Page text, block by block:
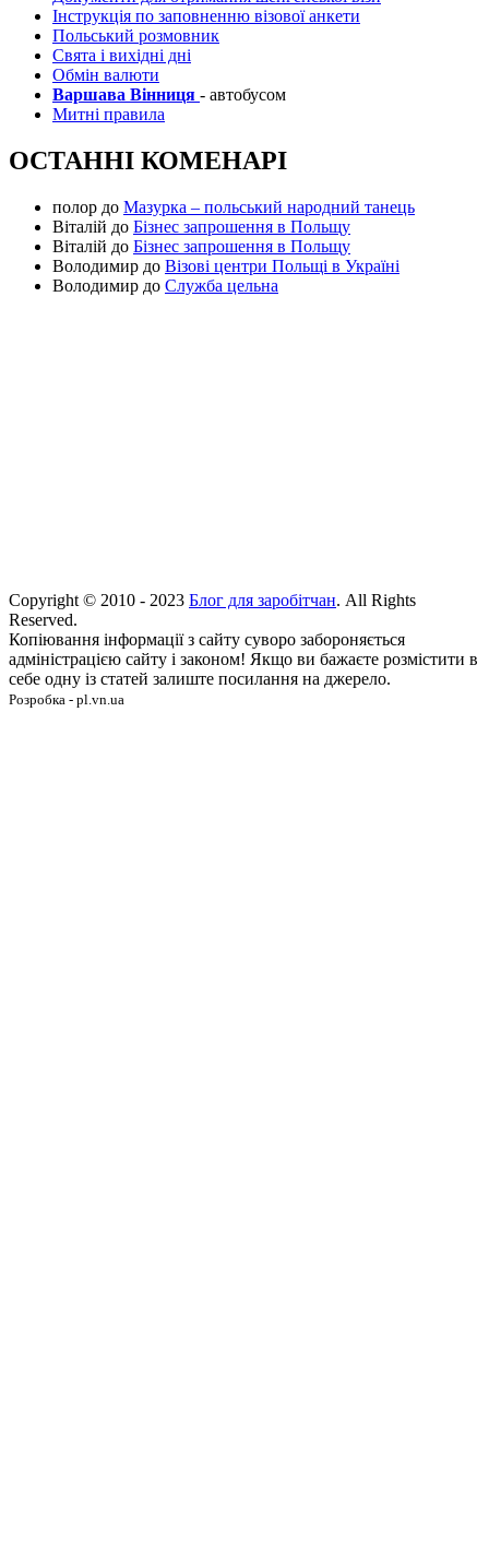
Інструкція по заповненню візової анкети
Польський розмовник
Свята і вихідні дні
Обмін валюти
Варшава Вінниця - автобусом
Митні правила
ОСТАННІ КОМЕНАРІ
полор до Мазурка – польський народний танець
Віталій до Бізнес запрошення в Польщу
Віталій до Бізнес запрошення в Польщу
Володимир до Візові центри Польщі в Україні
Володимир до Служба цельна
Copyright © 2010 - 2023 Блог для заробітчан. All Rights
Reserved.
Копіювання інформації з сайту суворо забороняється
адміністрацією сайту і законом! Якщо ви бажаєте розмістити в
себе одну із статей залиште посилання на джерело.
Розробка - pl.vn.ua